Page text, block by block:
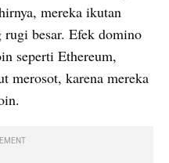
mereka ikutan
rugi besar. Efek domino
seperti Ethereum,
merosot, karena mereka